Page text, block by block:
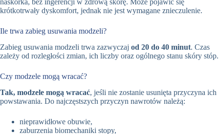
naskórka, bez ingerencji w zdrową skórę. Może pojawić się
krótkotrwały dyskomfort, jednak nie jest wymagane znieczulenie.
Ile trwa zabieg usuwania modzeli?
Zabieg usuwania modzeli trwa zazwyczaj od 20 do 40 minut. Czas
zależy od rozległości zmian, ich liczby oraz ogólnego stanu skóry stóp.
Czy modzele mogą wracać?
Tak, modzele mogą wracać, jeśli nie zostanie usunięta przyczyna ich
powstawania. Do najczęstszych przyczyn nawrotów należą:
nieprawidłowe obuwie,
zaburzenia biomechaniki stopy,